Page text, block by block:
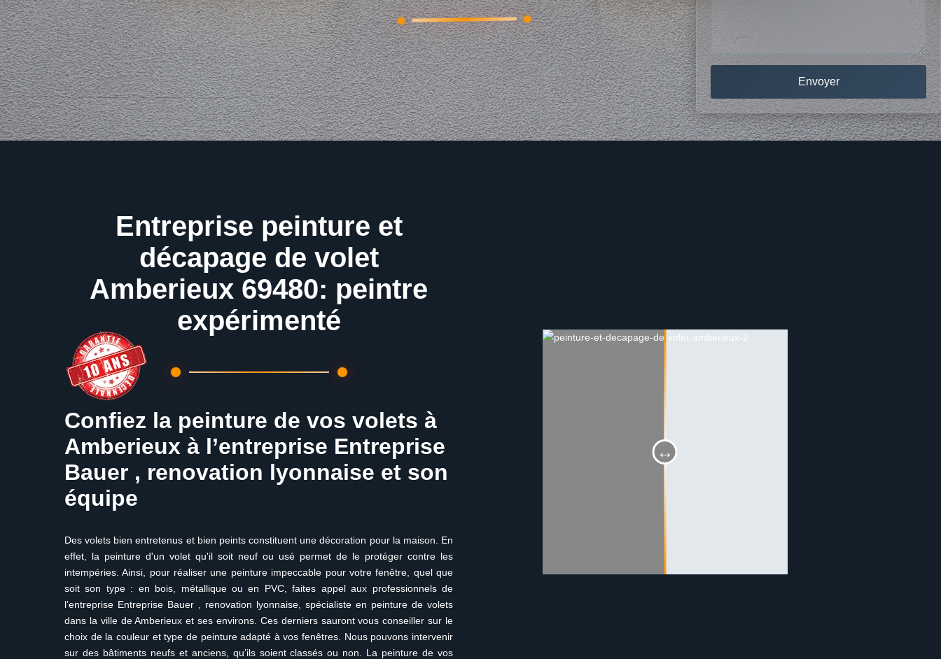
Entreprise peinture et
décapage de volet
Amberieux 69480: peintre
expérimenté
Confiez la peinture de vos volets à
Amberieux à l’entreprise Entreprise
Bauer , renovation lyonnaise et son
équipe
Des volets bien entretenus et bien peints constituent une décoration pour la maison. En
effet, la peinture d'un volet qu'il soit neuf ou usé permet de le protéger contre les
intempéries. Ainsi, pour réaliser une peinture impeccable pour votre fenêtre, quel que
soit son type : en bois, métallique ou en PVC, faites appel aux professionnels de
l’entreprise Entreprise Bauer , renovation lyonnaise, spécialiste en peinture de volets
dans la ville de Amberieux et ses environs. Ces derniers sauront vous conseiller sur le
choix de la couleur et type de peinture adapté à vos fenêtres. Nous pouvons intervenir
sur des bâtiments neufs et anciens, qu’ils soient classés ou non. La peinture de vos